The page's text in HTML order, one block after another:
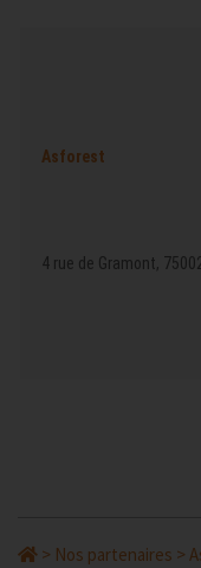
Asforest
4 rue de Gramont,
> Nos partenaires >